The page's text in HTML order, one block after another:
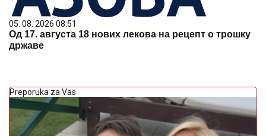
05. 08. 2026 08:51
Од 17. августа 18 нових лекова на рецепт о трошку
државе
Preporuka za Vas